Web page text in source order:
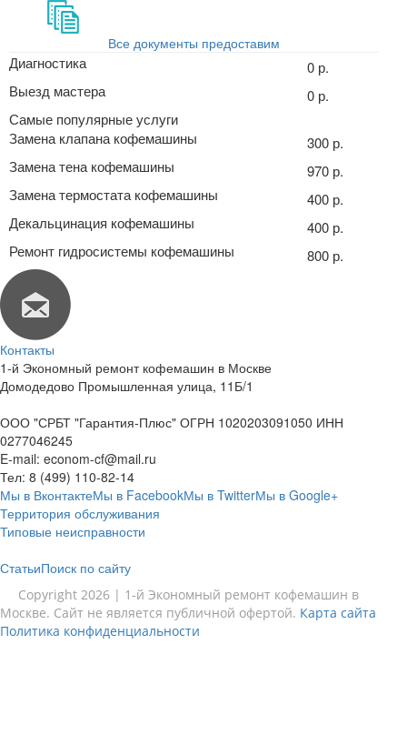
Все документы предоставим
Диагностика
0 р.
Выезд мастера
0 р.
Самые популярные услуги
Замена клапана кофемашины
300 р.
Замена тена кофемашины
970 р.
Замена термостата кофемашины
400 р.
Декальцинация кофемашины
400 р.
Ремонт гидросистемы кофемашины
800 р.
Контакты
1-й Экономный ремонт кофемашин в Москве
Домодедово Промышленная улица, 11Б/1
ООО "СРБТ "Гарантия-Плюс" ОГРН 1020203091050 ИНН
0277046245
E-mail: econom-cf@mail.ru
Тел: 8 (499) 110-82-14
Мы в ВконтактеМы в FacebookМы в TwitterМы в Google+
Территория обслуживания
Типовые неисправности
СтатьиПоиск по сайту
Copyright 2026 | 1-й Экономный ремонт кофемашин в
Москве. Сайт не является публичной офертой. Карта сайта
Политика конфиденциальности